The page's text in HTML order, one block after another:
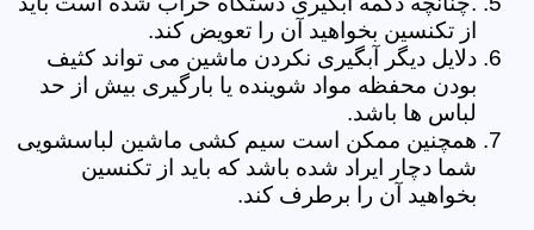
از تکنسین بخواهید آن را تعویض کند.
دلایل دیگر آبگیری نکردن ماشین می تواند کثیف
بودن محفظه مواد شوینده یا بارگیری بیش از حد
لباس ها باشد.
همچنین ممکن است سیم کشی ماشین لباسشویی
شما دچار ایراد شده باشد که باید از تکنسین
بخواهید آن را برطرف کند.